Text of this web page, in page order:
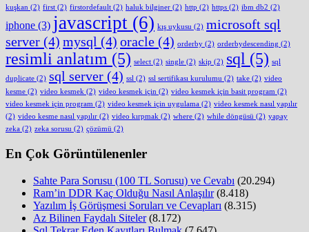
kuşkan (2) first (2) firstordefault (2) haluk bilginer (2) http (2) https (2) ibm db2 (2)
iphone (3) javascript (6) kış uykusu (2) microsoft sql
server (4) mysql (4) oracle (4) orderby (2) orderbydescending (2)
resimli anlatım (5) select (2) single (2) skip (2) sql (5) sql
duplicate (2) sql server (4) ssl (2) ssl sertifikası kurulumu (2) take (2) video
kesme (2) video kesmek (2) video kesmek için (2) video kesmek için basit program (2)
video kesmek için program (2) video kesmek için uygulama (2) video kesmek nasıl yapılır
(2) video kesme nasıl yapılır (2) video kırpmak (2) where (2) while döngüsü (2) yapay
zeka (2) zeka sorusu (2) çözümü (2)
En Çok Görüntülenenler
Sahte Para Sorusu (100 TL Sorusu) ve Cevabı (20.294)
Ram’in DDR Kaç Olduğu Nasıl Anlaşılır (8.418)
Yazılım İş Görüşmesi Soruları ve Cevapları (8.315)
Az Bilinen Faydalı Siteler (8.172)